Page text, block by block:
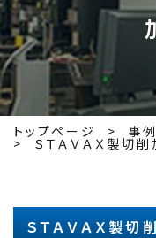
トップページ 事例
ＳＴＡＶＡＸ製切
ＳＴＡＶＡＸ製